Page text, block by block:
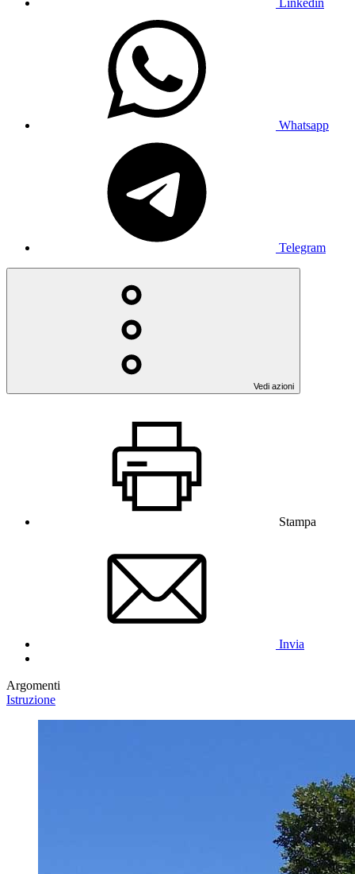
Whatsapp
Telegram
Vedi azioni
Stampa
Invia
Argomenti
Istruzione